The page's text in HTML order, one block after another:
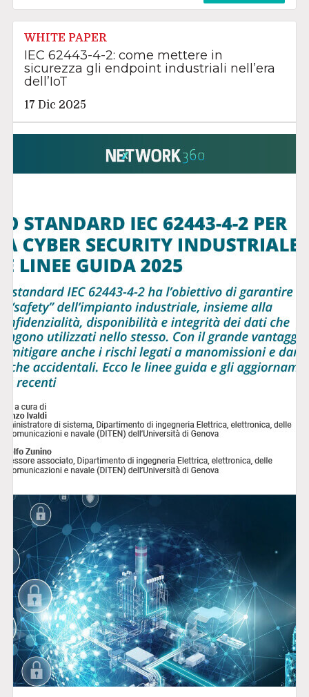
WHITE PAPER
IEC 62443-4-2: come mettere in
sicurezza gli endpoint industriali nell’era
dell’IoT
17 Dic 2025